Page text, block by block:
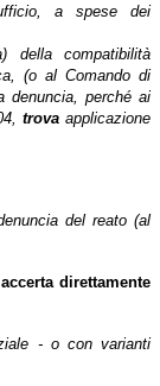
a spese dei
della compatibilità
(o al Comando di
denuncia, perché ai
trovaapplicazione
del reato (al
direttamente
- o con varianti